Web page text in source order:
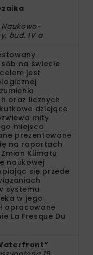
Naukowo-
bud. IV a
na świecie
jest
oraz licznych
dziejące
mity
miejsca
prezentowane
na raportach
Klimatu
naukowej
się przede
systemu
w jego
opracowane
La Fresque Du